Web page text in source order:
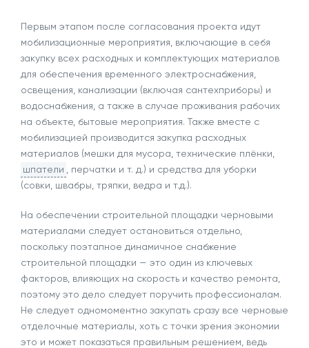
Первым этапом после согласования проекта идут
мобилизационные мероприятия, включающие в себя
закупку всех расходных и комплектующих материалов
для обеспечения временного электроснабжения,
освещения, канализации (включая сантехприборы) и
водоснабжения, а также в случае проживания рабочих
на объекте, бытовые мероприятия. Также вместе с
мобилизацией производится закупка расходных
материалов (мешки для мусора, технические плёнки,
шпатели
, перчатки и т. д.) и средства для уборки
(совки, швабры, тряпки, ведра и т.д.).
На обеспечении строительной площадки черновыми
материалами следует остановиться отдельно,
поскольку поэтапное динамичное снабжение
строительной площадки — это один из ключевых
факторов, влияющих на скорость и качество ремонта,
поэтому это дело следует поручить профессионалам.
Не следует одномоментно закупать сразу все черновые
отделочные материалы, хоть с точки зрения экономии
это и может показаться правильным решением, ведь